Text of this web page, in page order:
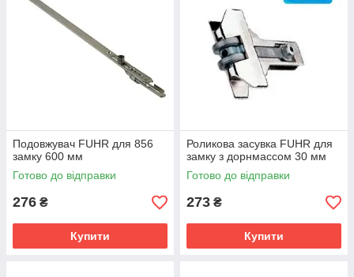
Подовжувач FUHR для 856
замку 600 мм
Готово до відправки
276 ₴
Купити
Роликова засувка FUHR для
замку з дорнмассом 30 мм
Готово до відправки
273 ₴
Купити